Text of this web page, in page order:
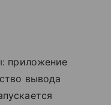
приложение
вывода